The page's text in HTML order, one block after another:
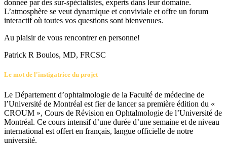
donnée par des sur-spécialistes, experts dans leur domaine.
L’atmosphère se veut dynamique et conviviale et offre un forum
interactif où toutes vos questions sont bienvenues.
Au plaisir de vous rencontrer en personne!
Patrick R Boulos, MD, FRCSC
Le mot de l'instigatrice du projet
Le Département d’ophtalmologie de la Faculté de médecine de
l’Université de Montréal est fier de lancer sa première édition du «
CROUM », Cours de Révision en Ophtalmologie de l’Université de
Montréal. Ce cours intensif d’une durée d’une semaine et de niveau
international est offert en français, langue officielle de notre
université.